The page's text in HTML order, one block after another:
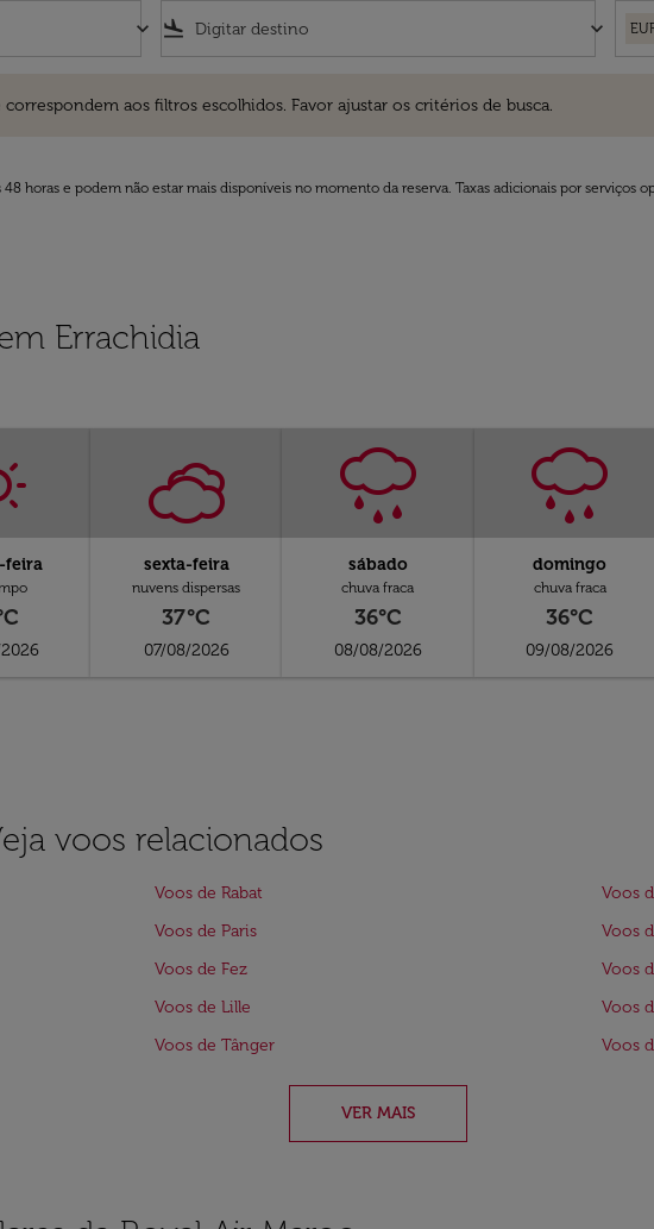
keyboard_arrow_down flight_land keyboard_arrow_down
aos filtros escolhidos. Favor ajustar os critérios de busca.
horas e podem não estar mais disponíveis no momento da reserva. Taxas adicionais por serviços
Errachidia
feira sexta-feira
nuvens dispersas
37°C
07/08/2026
sábado
chuva fraca
36°C
08/08/2026
domingo
chuva fraca
36°C
09/08/2026
voos relacionados
Voos de Rabat
Voos
Voos de Paris
Voos
Voos de Fez
Voos
Voos de Lille
Voos
Voos de Tânger Voos
VER MAIS